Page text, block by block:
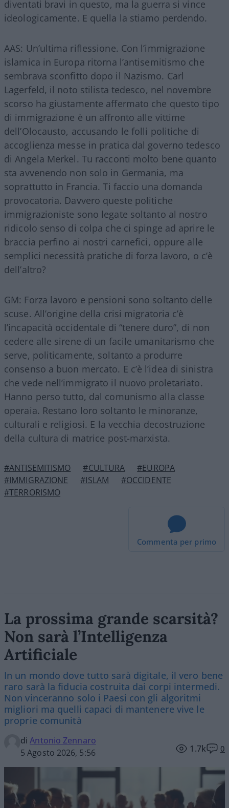
diventati bravi in questo, ma la guerra si vince
ideologicamente. E quella la stiamo perdendo.
AAS: Un’ultima riflessione. Con l’immigrazione
islamica in Europa ritorna l’antisemitismo che
sembrava sconfitto dopo il Nazismo. Carl
Lagerfeld, il noto stilista tedesco, nel novembre
scorso ha giustamente affermato che questo tipo
di immigrazione è un affronto alle vittime
dell’Olocausto, accusando le folli politiche di
accoglienza messe in pratica dal governo tedesco
di Angela Merkel. Tu racconti molto bene quanto
sta avvenendo non solo in Germania, ma
soprattutto in Francia. Ti faccio una domanda
provocatoria. Davvero queste politiche
immigrazioniste sono legate soltanto al nostro
ridicolo senso di colpa che ci spinge ad aprire le
braccia perfino ai nostri carnefici, oppure alle
semplici necessità pratiche di forza lavoro, o c’è
dell’altro?
GM: Forza lavoro e pensioni sono soltanto delle
scuse. All’origine della crisi migratoria c’è
l’incapacità occidentale di “tenere duro”, di non
cedere alle sirene di un facile umanitarismo che
serve, politicamente, soltanto a produrre
consenso a buon mercato. E c’è l’idea di sinistra
che vede nell’immigrato il nuovo proletariato.
Hanno perso tutto, dal comunismo alla classe
operaia. Restano loro soltanto le minoranze,
culturali e religiosi. E la vecchia decostruzione
della cultura di matrice post-marxista.
#ANTISEMITISMO #CULTURA
#EUROPA
#IMMIGRAZIONE
#ISLAM
#OCCIDENTE
#TERRORISMO
Commenta per primo
La prossima grande scarsità?
Non sarà l’Intelligenza
Artificiale
In un mondo dove tutto sarà digitale, il vero bene
raro sarà la fiducia costruita dai corpi intermedi.
Non vinceranno solo i Paesi con gli algoritmi
migliori ma quelli capaci di mantenere vive le
proprie comunità
diAntonio Zennaro
5 Agosto 2026, 5:56
1.7k 0